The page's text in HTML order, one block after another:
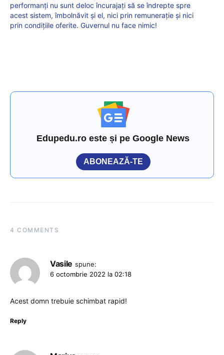
performanți nu sunt deloc încurajați să se îndrepte spre
acest sistem, îmbolnăvit și el, nici prin remunerație și nici
prin condițiile oferite. Guvernul nu face nimic!
Edupedu.ro este și pe Google News
ABONEAZĂ-TE
4 COMMENTS
Vasile spune:
6 octombrie 2022 la 02:18
Acest domn trebuie schimbat rapid!
Reply